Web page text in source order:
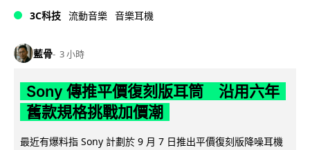
3C科技 流動音樂 音樂耳機
藍骨 3 小時
Sony 傳推平價復刻版耳筒 沿用六年
舊款規格挑戰加價潮
最近有爆料指 Sony 計劃於 9 月 7 日推出平價復刻版降噪耳機